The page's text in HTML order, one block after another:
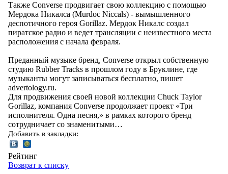
Также Converse продвигает свою коллекцию с помощью
Мердока Никалса (Murdoc Niccals) - вымышленного
деспотичного героя Gorillaz. Мердок Никалс создал
пиратское радио и ведет трансляции с неизвестного места
расположения с начала февраля.
Преданный музыке бренд, Converse открыл собственную
студию Rubber Tracks в прошлом году в Бруклине, где
музыканты могут записываться бесплатно, пишет
advertology.ru.
Для продвижения своей новой коллекции Chuck Taylor
Gorillaz, компания Converse продолжает проект «Три
исполнителя. Одна песня,» в рамках которого бренд
сотрудничает со знаменитыми…
Добавить в закладки:
Рейтинг
Возврат к списку